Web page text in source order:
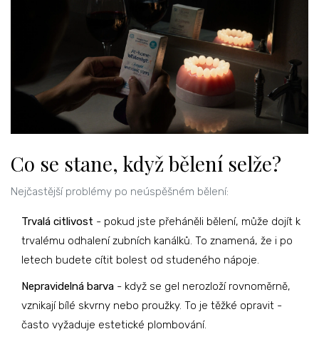
Co se stane, když bělení selže?
Nejčastější problémy po neúspěšném bělení:
Trvalá citlivost - pokud jste přeháněli bělení, může dojít k
trvalému odhalení zubních kanálků. To znamená, že i po
letech budete cítit bolest od studeného nápoje.
Nepravidelná barva - když se gel nerozloží rovnoměrně,
vznikají bílé skvrny nebo proužky. To je těžké opravit -
často vyžaduje estetické plombování.